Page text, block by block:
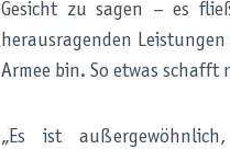
Gesicht zu sagen – es
herausragenden
Armee bin. So etwas schafft
„Es ist